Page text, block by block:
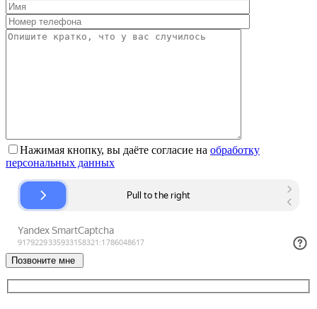
Нажимая кнопку, вы даёте согласие на обработку
персональных данных
Позвоните мне